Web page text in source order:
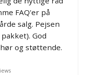
FAQ'er på
salg. Pejsen
God
og støttende.